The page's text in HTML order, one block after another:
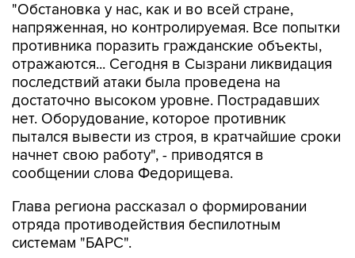
"Обстановка у нас, как и во всей стране,
напряженная, но контролируемая. Все попытки
противника поразить гражданские объекты,
отражаются... Сегодня в Сызрани ликвидация
последствий атаки была проведена на
достаточно высоком уровне. Пострадавших
нет. Оборудование, которое противник
пытался вывести из строя, в кратчайшие сроки
начнет свою работу", - приводятся в
сообщении слова Федорищева.
Глава региона рассказал о формировании
отряда противодействия беспилотным
системам "БАРС".